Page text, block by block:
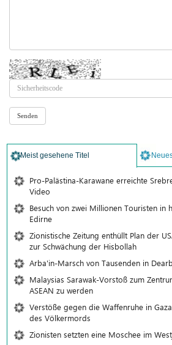
Meist gesehene Titel
Pro-Palästina-Karawane erreichte
Video
Besuch von zwei Millionen Touristen in
Edirne
Zionistische Zeitung enthüllt Plan der
zur Schwächung der Hisbollah
Arba'in-Marsch von Tausenden in
Malaysias Sarawak-Vorstoß zum
ASEAN zu werden
Verstöße gegen die Waffenruhe in
des Völkermords
Zionisten setzten eine Moschee im